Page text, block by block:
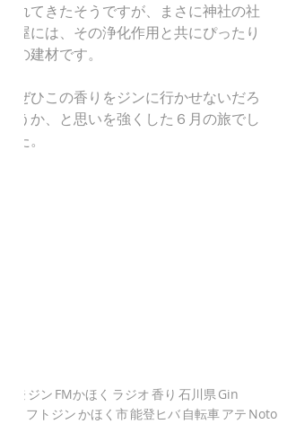
れてきたそうですが、まさに神社の社
屋には、その浄化作用と共にぴったり
の建材です。
ぜひこの香りをジンに行かせないだろ
うか、と思いを強くした６月の旅でし
た。
能登 ジン FMかほく ラジオ香り 石川県Gin
クラフトジンかほく市能登ヒバ 自転車アテ Noto